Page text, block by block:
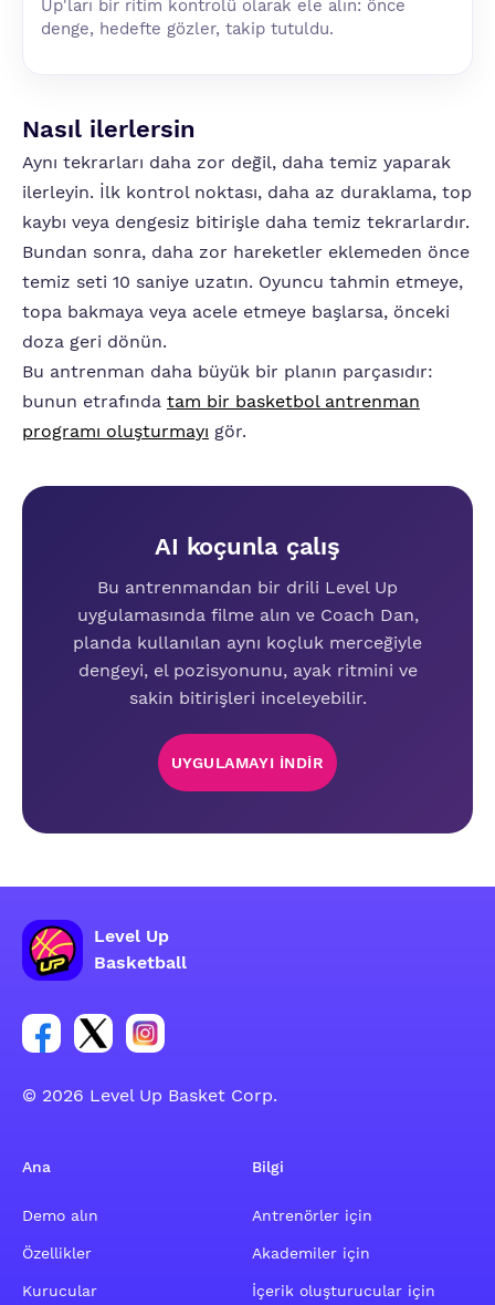
Up'ları bir ritim kontrolü olarak ele alın: önce
denge, hedefte gözler, takip tutuldu.
Nasıl ilerlersin
Aynı tekrarları daha zor değil, daha temiz yaparak
ilerleyin. İlk kontrol noktası, daha az duraklama, top
kaybı veya dengesiz bitirişle daha temiz tekrarlardır.
Bundan sonra, daha zor hareketler eklemeden önce
temiz seti 10 saniye uzatın. Oyuncu tahmin etmeye,
topa bakmaya veya acele etmeye başlarsa, önceki
doza geri dönün.
Bu antrenman daha büyük bir planın parçasıdır:
bunun etrafında tam bir basketbol antrenman
programı oluşturmayı gör.
AI koçunla çalış
Bu antrenmandan bir drili Level Up
uygulamasında filme alın ve Coach Dan,
planda kullanılan aynı koçluk merceğiyle
dengeyi, el pozisyonunu, ayak ritmini ve
sakin bitirişleri inceleyebilir.
UYGULAMAYI INDIR
Level Up
Basketball
Facebook hesabı sosyal grubu linki
Twitter hesabı sosyal grubu linki
Instagram hesabı sosyal grubu linki
© 2026 Level Up Basket Corp.
Ana
Demo alın
Özellikler
Kurucular
Bilgi
Antrenörler için
Akademiler için
İçerik oluşturucular için